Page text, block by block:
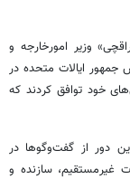
وزیر امورخارجه و
جمهور ایالات متحده در
جریان رایزنی‌های خود توافق کردند که
دور از گفت‌وگوها در
غیرمستقیم، سازنده و